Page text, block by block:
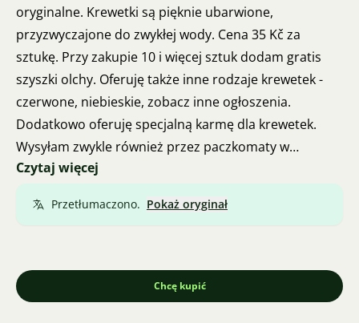
oryginalne. Krewetki są pięknie ubarwione,
przyzwyczajone do zwykłej wody. Cena 35 Kč za
sztukę. Przy zakupie 10 i więcej sztuk dodam gratis
szyszki olchy. Oferuję także inne rodzaje krewetek -
czerwone, niebieskie, zobacz inne ogłoszenia.
Dodatkowo oferuję specjalną karmę dla krewetek.
Wysyłam zwykle również przez paczkomaty w
pudełku, nawet w zimowym okresie - w
Miasto koło Uherskiego Hradiště.
Czytaj więcej
Przetłumaczono. Pokaż oryginał
Chcę kupić